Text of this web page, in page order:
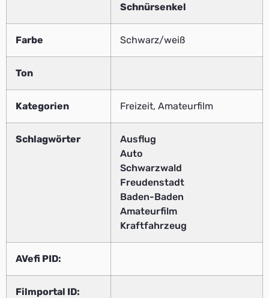
Schnürsenkel
Farbe Schwarz/weiß
Ton
Kategorien Freizeit, Amateurfilm
Schlagwörter
Ausflug
Auto
Schwarzwald
Freudenstadt
Baden-Baden
Amateurfilm
Kraftfahrzeug
AVefi PID:
Filmportal ID: